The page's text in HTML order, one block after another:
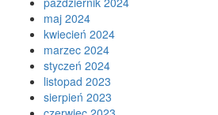
maj 2024
kwiecień 2024
marzec 2024
styczeń 2024
listopad 2023
sierpień 2023